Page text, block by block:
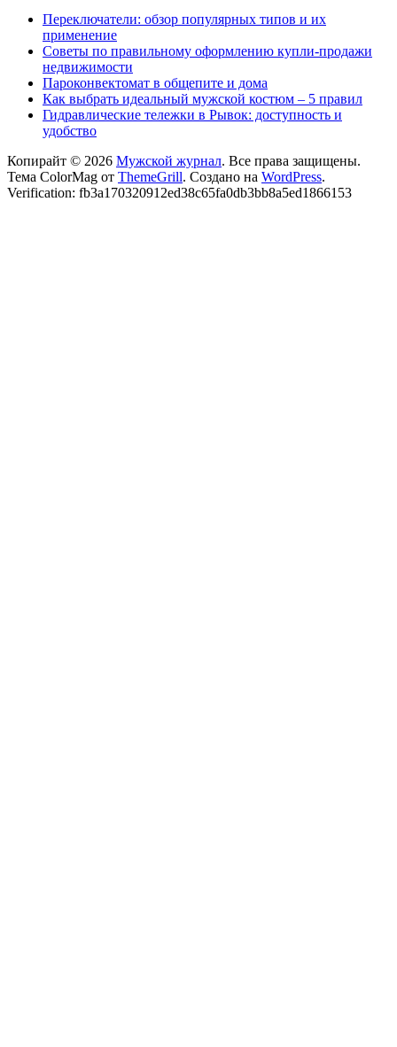
Переключатели: обзор популярных типов и их
применение
Советы по правильному оформлению купли-продажи
недвижимости
Пароконвектомат в общепите и дома
Как выбрать идеальный мужской костюм – 5 правил
Гидравлические тележки в Рывок: доступность и
удобство
Копирайт © 2026 Мужской журнал. Все права защищены.
Тема ColorMag от ThemeGrill. Создано на WordPress.
Verification: fb3a170320912ed38c65fa0db3bb8a5ed1866153